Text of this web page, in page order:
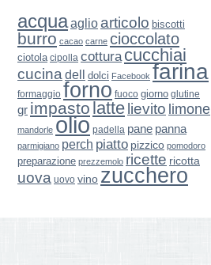
acquaaglio articolo biscotti
burro cacao carne cioccolato
ciotola cipolla cottura cucchiai
cucina dell dolci Facebook farina
formaggio forno fuoco giorno glutine
gr impasto latte lievito limone
mandorle olio padella pane panna
parmigiano perch piatto pizzico pomodoro
preparazione prezzemolo ricette ricotta
uova uovo vino zucchero